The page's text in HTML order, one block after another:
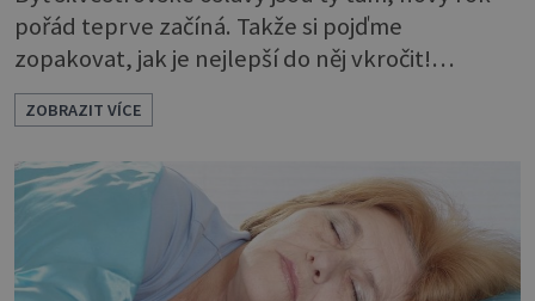
pořád teprve začíná. Takže si pojďme
zopakovat, jak je nejlepší do něj vkročit!
Pohovět si v lázních Zatímco silvestrovské
pobyty bývají beznadějně obsazené dlouho
předem, na leden máte šanci najít zajímavý
pobyt na poslední chvíli. Ať už týdenní nebo na
rozšířený víkend, lázně nabízejí wellness
programy, zaměřené zejména na ženy. Kromě
lázeňských p
ZOBRAZIT VÍCE